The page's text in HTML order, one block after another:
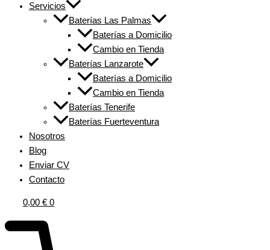
Servicios
Baterías Las Palmas
Baterías a Domicilio
Cambio en Tienda
Baterías Lanzarote
Baterías a Domicilio
Cambio en Tienda
Baterías Tenerife
Baterías Fuerteventura
Nosotros
Blog
Enviar CV
Contacto
0,00 € 0